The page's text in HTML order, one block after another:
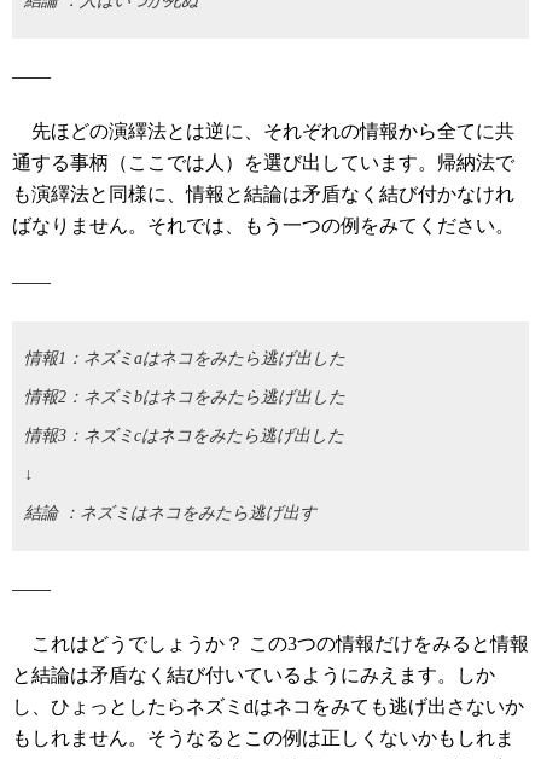
――
先ほどの演繹法とは逆に、それぞれの情報から全てに共
通する事柄（ここでは人）を選び出しています。帰納法で
も演繹法と同様に、情報と結論は矛盾なく結び付かなけれ
ばなりません。それでは、もう一つの例をみてください。
――
情報1：ネズミaはネコをみたら逃げ出した
情報2：ネズミbはネコをみたら逃げ出した
情報3：ネズミcはネコをみたら逃げ出した
↓
結論 ：ネズミはネコをみたら逃げ出す
――
これはどうでしょうか？ この3つの情報だけをみると情報
と結論は矛盾なく結び付いているようにみえます。しか
し、ひょっとしたらネズミdはネコをみても逃げ出さないか
もしれません。そうなるとこの例は正しくないかもしれま